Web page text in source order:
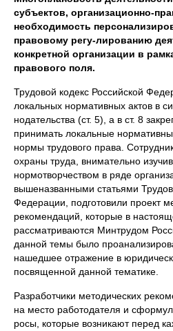
субъектов, организационно-
необходимость персонализи­
правовому регу-лированию
конкретной организации в
правового поля.
Трудовой кодекс Российской
локальных норма­тивных актов в
нодательства (ст. 5), а в ст. 8
принимать локаль­ные
нормы трудового права.
охраны труда, внимательно
нормотворчеством в ряде
вышеназванными стать­ями
Феде­рации, подготовили проект
рекомендаций, которые в
рассматриваются Минтрудом
данной темы было
на­шедшее отражение в
посвященной данной тематике.
Разработчики методических
на место работо­дателя и
росы, которые возникают перед